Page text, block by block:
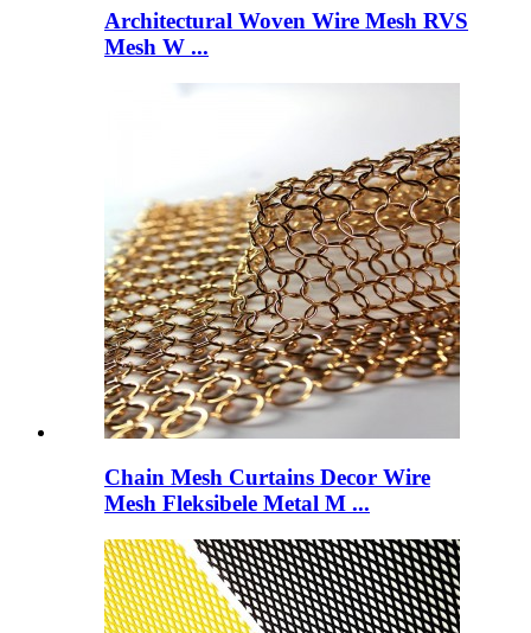
Architectural Woven Wire Mesh RVS
Mesh W ...
Chain Mesh Curtains Decor Wire
Mesh Fleksibele Metal M ...